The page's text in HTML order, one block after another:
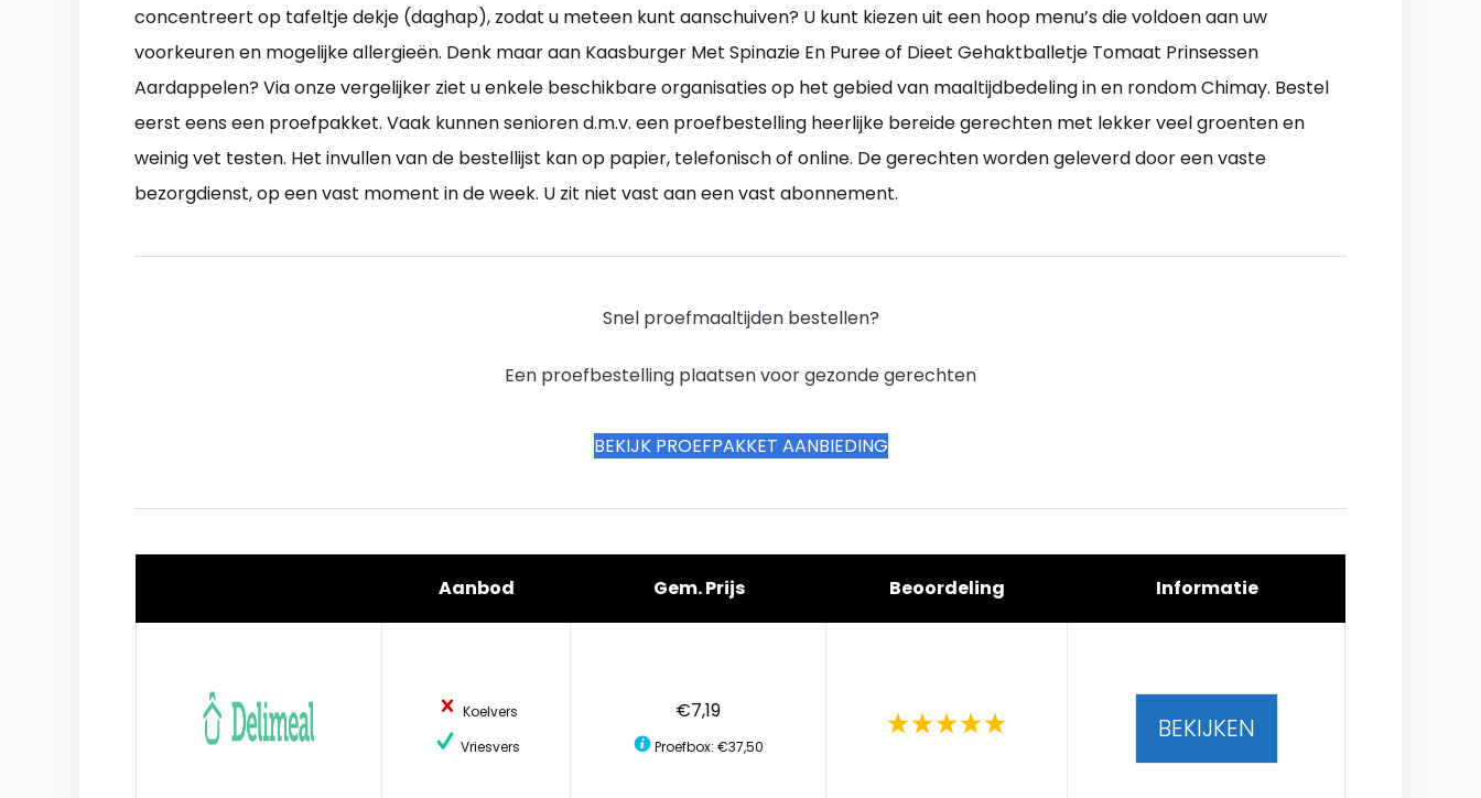
concentreert op tafeltje dekje (daghap), zodat u meteen kunt aanschuiven? U kunt kiezen uit een hoop menu’s die voldoen aan uw
voorkeuren en mogelijke allergieën. Denk maar aan Kaasburger Met Spinazie En Puree of Dieet Gehaktballetje Tomaat Prinsessen
Aardappelen? Via onze vergelijker ziet u enkele beschikbare organisaties op het gebied van maaltijdbedeling in en rondom Chimay. Bestel
eerst eens een proefpakket. Vaak kunnen senioren d.m.v. een proefbestelling heerlijke bereide gerechten met lekker veel groenten en
weinig vet testen. Het invullen van de bestellijst kan op papier, telefonisch of online. De gerechten worden geleverd door een vaste
bezorgdienst, op een vast moment in de week. U zit niet vast aan een vast abonnement.
Snel proefmaaltijden bestellen?
Een proefbestelling plaatsen voor gezonde gerechten
BEKIJK PROEFPAKKET AANBIEDING
Aanbod Gem. Prijs Beoordeling Informatie
Koelvers
Vriesvers
€7,19
Proefbox: €37,50
BEKIJKEN